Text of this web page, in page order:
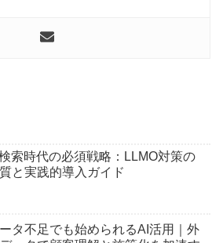
索時代の必須戦略：LLMO対策の
と実践的導入ガイド
タ不足でも始められるAI活用｜外